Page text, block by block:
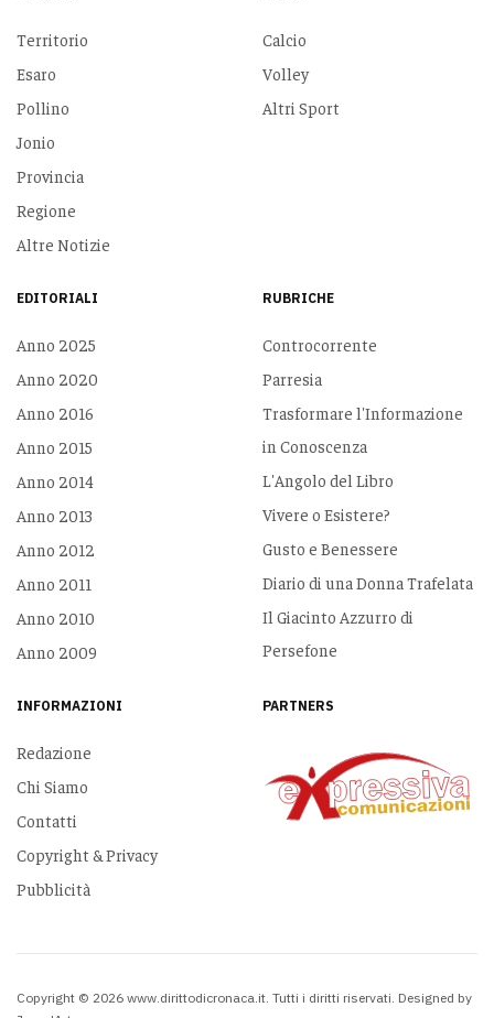
Territorio
Esaro
Pollino
Jonio
Provincia
Regione
Altre Notizie
Calcio
Volley
Altri Sport
EDITORIALI
Anno 2025
Anno 2020
Anno 2016
Anno 2015
Anno 2014
Anno 2013
Anno 2012
Anno 2011
Anno 2010
Anno 2009
RUBRICHE
Controcorrente
Parresia
Trasformare l'Informazione
in Conoscenza
L'Angolo del Libro
Vivere o Esistere?
Gusto e Benessere
Diario di una Donna Trafelata
Il Giacinto Azzurro di
Persefone
INFORMAZIONI
Redazione
Chi Siamo
Contatti
Copyright & Privacy
Pubblicità
PARTNERS
Copyright © 2026 www.dirittodicronaca.it. Tutti i diritti riservati. Designed by